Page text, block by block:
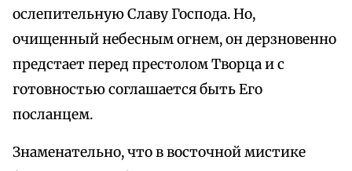
ослепительную Славу Господа. Но,
очищенный небесным огнем, он дерзновенно
предстает перед престолом Творца и с
готовностью соглашается быть Его
посланцем.
Знаменательно, что в восточной мистике